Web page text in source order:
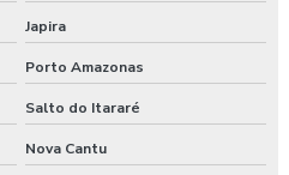
Japira
Porto Amazonas
Salto do Itararé
Nova Cantu